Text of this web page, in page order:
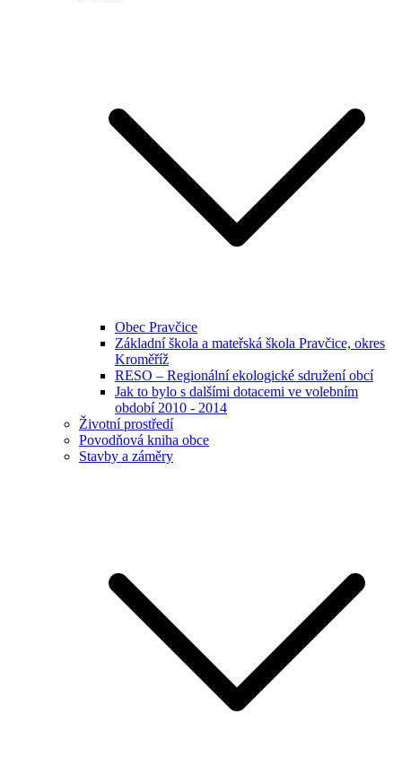
Obec Pravčice
Základní škola a mateřská škola Pravčice, okres
Kroměříž
RESO – Regionální ekologické sdružení obcí
Jak to bylo s dalšími dotacemi ve volebním
období 2010 - 2014
Životní prostředí
Povodňová kniha obce
Stavby a záměry